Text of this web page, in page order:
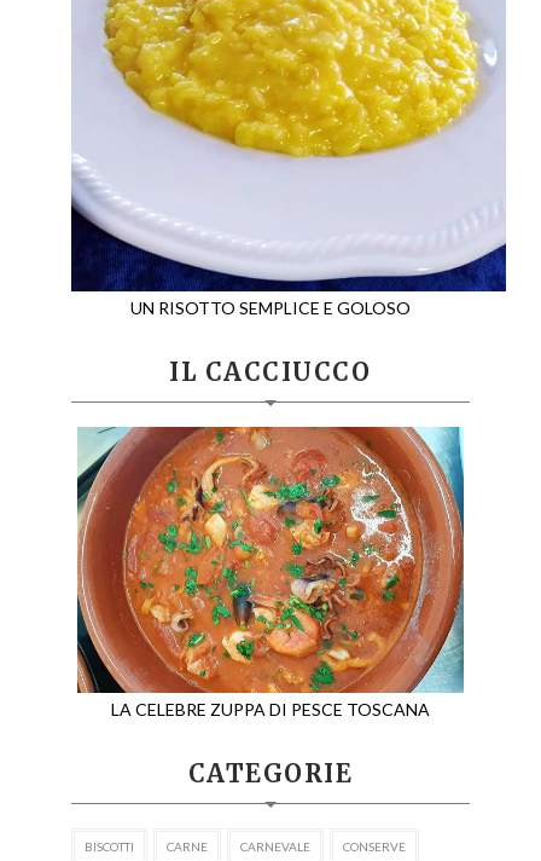
UN RISOTTO SEMPLICE E GOLOSO
IL CACCIUCCO
LA CELEBRE ZUPPA DI PESCE TOSCANA
CATEGORIE
BISCOTTI CARNE CARNEVALE CONSERVE